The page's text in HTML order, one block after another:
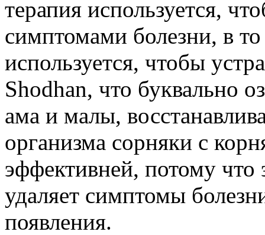
терапия используется,
симптомами болезни, в
используется, чтобы
Shodhan, что буквально
ама и малы,
организма сорняки с
эффективней, потому что
удаляет симптомы
появления.